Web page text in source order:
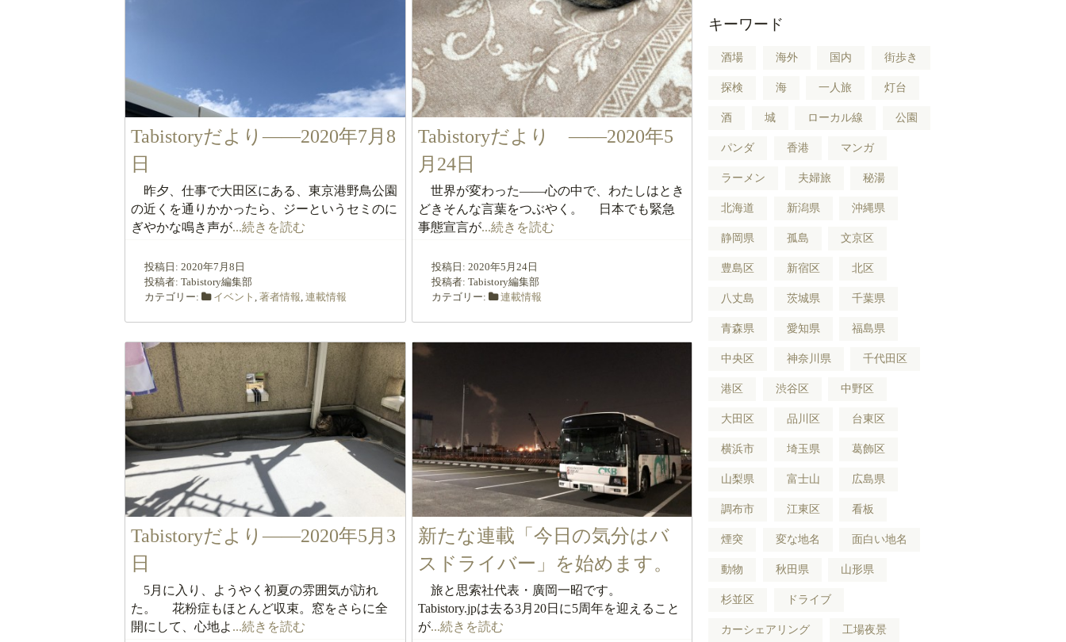
Tabistoryだより――2020年7月8
日
昨夕、仕事で大田区にある、東京港野鳥公園
の近くを通りかかったら、ジーというセミのに
ぎやかな鳴き声が...続きを読む
投稿日: 2020年7月8日
投稿者: Tabistory編集部
カテゴリー:
イベント , 著者情報, 連載情報
Tabistoryだより ――2020年5
月24日
世界が変わった――心の中で、わたしはとき
どきそんな言葉をつぶやく。 日本でも緊急
事態宣言が...続きを読む
投稿日: 2020年5月24日
投稿者: Tabistory編集部
カテゴリー:
連載情報
Tabistoryだより――2020年5月3
日
5月に入り、ようやく初夏の雰囲気が訪れ
た。 花粉症もほとんど収束。窓をさらに全
開にして、心地よ ...続きを読む
新たな連載「今日の気分はバ
スドライバー」を始めます。
旅と思索社代表・廣岡一昭です。
Tabistory.jpは去る3月20日に5周年を迎えること
が...続きを読む
キーワード
酒場 海外 国内 街歩き
探検 海 一人旅 灯台
酒 城 ローカル線 公園
パンダ 香港 マンガ
ラーメン 夫婦旅 秘湯
北海道 新潟県 沖縄県
静岡県 孤島 文京区
豊島区 新宿区 北区
八丈島 茨城県 千葉県
青森県 愛知県 福島県
中央区 神奈川県 千代田区
港区 渋谷区 中野区
大田区 品川区 台東区
横浜市 埼玉県 葛飾区
山梨県 富士山 広島県
調布市 江東区 看板
煙突 変な地名 面白い地名
動物 秋田県 山形県
杉並区 ドライブ
カーシェアリング 工場夜景